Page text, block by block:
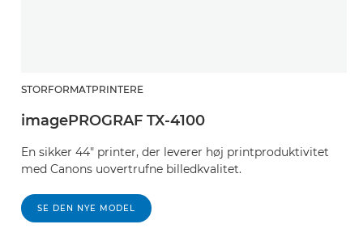
STORFORMATPRINTERE
imagePROGRAF TX-4100
En sikker 44" printer, der leverer høj printproduktivitet
med Canons uovertrufne billedkvalitet.
SE DEN NYE MODEL